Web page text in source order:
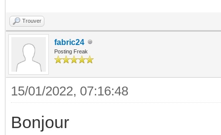
Trouver
fabric24
Posting Freak
15/01/2022, 07:16:48
Bonjour